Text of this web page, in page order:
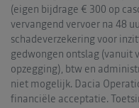
(eigen bijdrage € 300 op
vervangend vervoer na 48
schadeverzekering voor
gedwongen ontslag (vanuit
opzegging), btw en
niet mogelijk. Dacia
financiële acceptatie.